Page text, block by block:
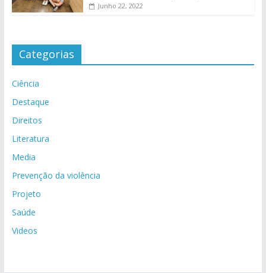
Junho 22, 2022
Categorias
Ciência
Destaque
Direitos
Literatura
Media
Prevenção da violência
Projeto
Saúde
Videos